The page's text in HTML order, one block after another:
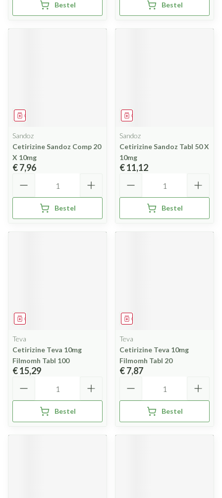
Bestel Bestel
Geneesmiddel
Sandoz
Cetirizine Sandoz Comp 20
X 10mg
€ 7,96
Bestel
Geneesmiddel
Sandoz
Cetirizine Sandoz Tabl 50 X
10mg
€ 11,12
Bestel
Geneesmiddel
Teva
Cetirizine Teva 10mg
Filmomh Tabl 100
€ 15,29
Bestel
Geneesmiddel
Teva
Cetirizine Teva 10mg
Filmomh Tabl 20
€ 7,87
Bestel